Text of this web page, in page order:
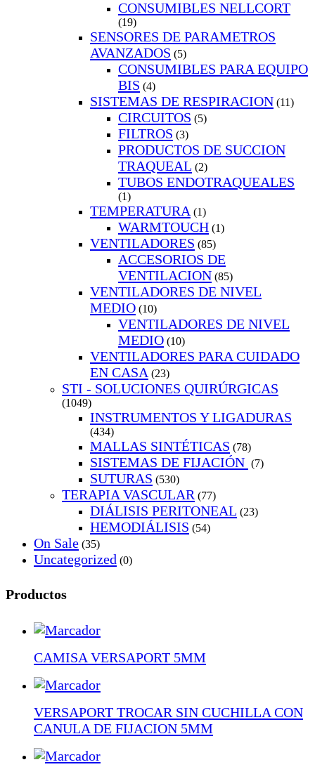
CONSUMIBLES NELLCORT
(19)
SENSORES DE PARAMETROS
AVANZADOS (5)
CONSUMIBLES PARA EQUIPO
BIS (4)
SISTEMAS DE RESPIRACION (11)
CIRCUITOS (5)
FILTROS (3)
PRODUCTOS DE SUCCION
TRAQUEAL (2)
TUBOS ENDOTRAQUEALES
(1)
TEMPERATURA (1)
WARMTOUCH (1)
VENTILADORES (85)
ACCESORIOS DE
VENTILACION (85)
VENTILADORES DE NIVEL
MEDIO (10)
VENTILADORES DE NIVEL
MEDIO (10)
VENTILADORES PARA CUIDADO
EN CASA (23)
STI - SOLUCIONES QUIRÚRGICAS
(1049)
INSTRUMENTOS Y LIGADURAS
(434)
MALLAS SINTÉTICAS (78)
SISTEMAS DE FIJACIÓN (7)
SUTURAS (530)
TERAPIA VASCULAR (77)
DIÁLISIS PERITONEAL (23)
HEMODIÁLISIS (54)
On Sale (35)
Uncategorized (0)
Productos
CAMISA VERSAPORT 5MM
VERSAPORT TROCAR SIN CUCHILLA CON
CANULA DE FIJACION 5MM